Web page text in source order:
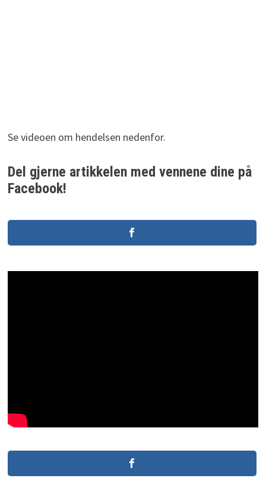
Se videoen om hendelsen nedenfor.
Del gjerne artikkelen med vennene dine på
Facebook!